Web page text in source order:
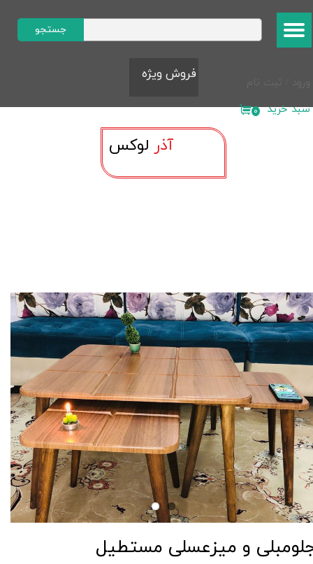
حساب کاربری من
خروج از حساب کاربری
جستجو
​​​فروش ویژه​​​​​​​
۰ سبد خرید
آذر لوک​​​​​​​س
و میزعسلی مستطیل